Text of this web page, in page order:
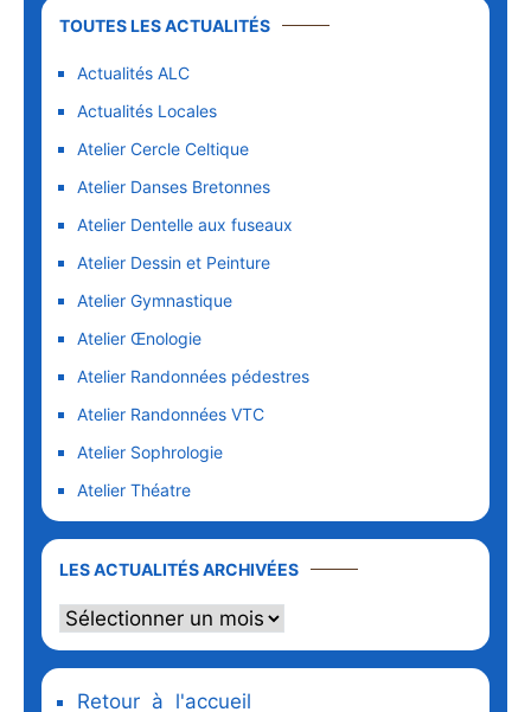
TOUTES LES ACTUALITÉS
Actualités ALC
Actualités Locales
Atelier Cercle Celtique
Atelier Danses Bretonnes
Atelier Dentelle aux fuseaux
Atelier Dessin et Peinture
Atelier Gymnastique
Atelier Œnologie
Atelier Randonnées pédestres
Atelier Randonnées VTC
Atelier Sophrologie
Atelier Théatre
LES ACTUALITÉS ARCHIVÉES
Retour à l'accueil